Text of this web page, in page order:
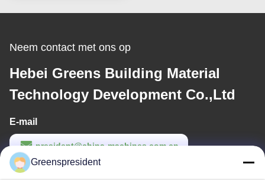
Neem contact met ons op
Hebei Greens Building Material
Technology Development Co.,Ltd
E-mail
president@china-machines.com.cn
Werktijd
Greenspresident